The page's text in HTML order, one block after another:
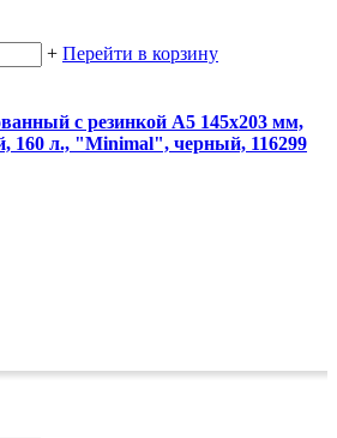
+ Перейти в корзину
с резинкой А5 145х203 мм,
160 л., "Minimal", черный, 116299